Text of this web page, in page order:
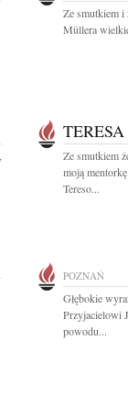
Ze smutkiem i
Müllera
Ze smutkiem
moją
Tereso...
POZNAŃ
Głębokie
Przyjacielowi
powodu...